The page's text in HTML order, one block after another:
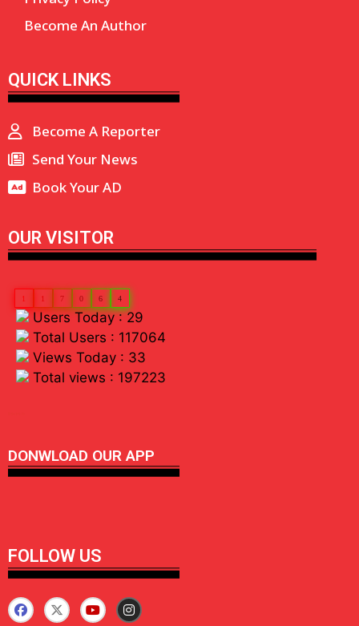
Become An Author
QUICK LINKS
Become A Reporter
Send Your News
Book Your AD
OUR VISITOR
1 1 7 0 6 4
Users Today : 29
Total Users : 117064
Views Today : 33
Total views : 197223
DONWLOAD OUR APP
FOLLOW US